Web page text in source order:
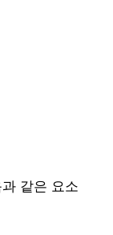
같은 요소